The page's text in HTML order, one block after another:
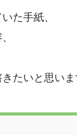
た手紙、
たいと思い